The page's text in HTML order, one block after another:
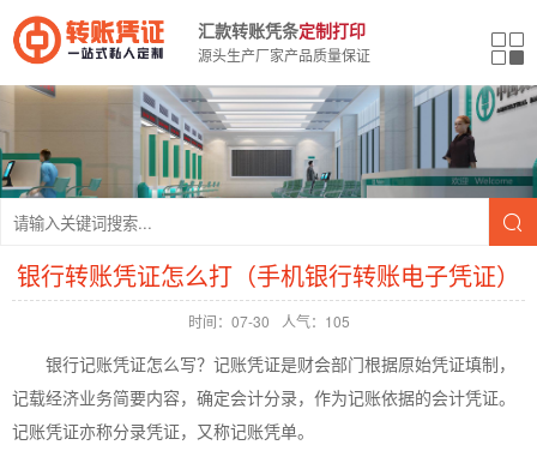
汇款转账凭条定制打印
源头生产厂家产品质量保证
银行转账凭证怎么打（手机银行转账电子凭证）
时间：07-30 人气：105
银行记账凭证怎么写？记账凭证是财会部门根据原始凭证填制，
记载经济业务简要内容，确定会计分录，作为记账依据的会计凭证。
记账凭证亦称分录凭证，又称记账凭单。